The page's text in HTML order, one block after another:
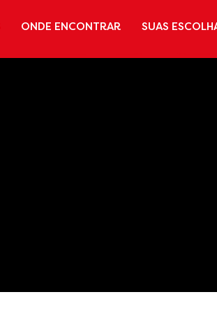
ONDE ENCONTRAR SUAS